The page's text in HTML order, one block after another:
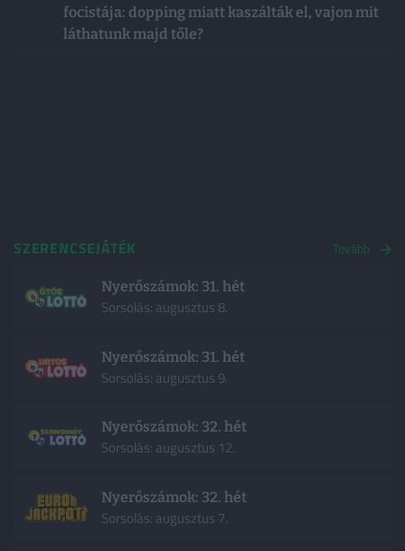
focistája: dopping miatt kaszálták el, vajon mit
láthatunk majd tőle?
SZERENCSEJÁTÉK Tovább
Nyerőszámok: 31. hét
Sorsolás: augusztus 8.
Nyerőszámok: 31. hét
Sorsolás: augusztus 9.
Nyerőszámok: 32. hét
Sorsolás: augusztus 12.
Nyerőszámok: 32. hét
Sorsolás: augusztus 7.